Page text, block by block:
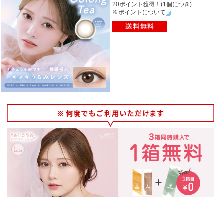
20ポイント獲得！(1個につき)
※ポイントについて